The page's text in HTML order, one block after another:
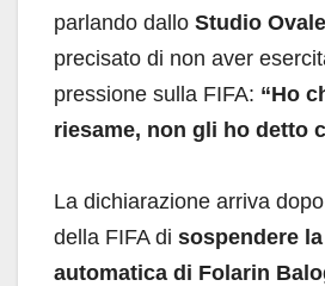
parlando dallo Studio Ovale
precisato di non aver
pressione sulla FIFA: “Ho
riesame, non gli ho detto
La dichiarazione arriva
della FIFA di sospendere
automatica di Folarin